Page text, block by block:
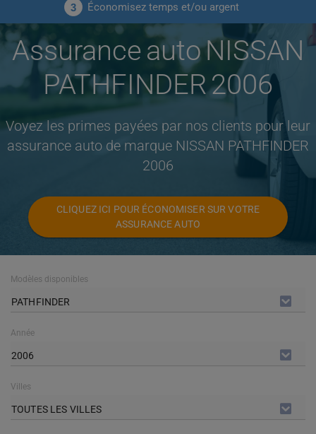
3 Économisez temps et/ou argent
Assurance auto NISSAN
PATHFINDER 2006
Voyez les primes payées par nos clients pour leur
assurance auto de marque NISSAN PATHFINDER
2006
CLIQUEZ ICI POUR ÉCONOMISER SUR VOTRE
ASSURANCE AUTO
Modèles disponibles
PATHFINDER
Année
2006
Villes
TOUTES LES VILLES